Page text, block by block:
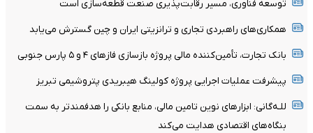
توسعه فناوری، مسیر رقابت‌پذیری صنعت قطعه‌سازی است
همکاری‌های راهبردی تجاری و ترانزیتی ایران و چین گسترش می‌یابد
بانک تجارت، تأمین‌کننده مالی پروژه بازسازی فازهای ۴ و ۵ پارس جنوبی
پیشرفت عملیات اجرایی پروژه کولینگ هیبریدی پتروشیمی تبریز
للـه‌گانی: ابزارهای نوین تامین مالی، منابع بانکی را هدفمندتر به سمت
بنگاه‌های اقتصادی هدایت می‌کند